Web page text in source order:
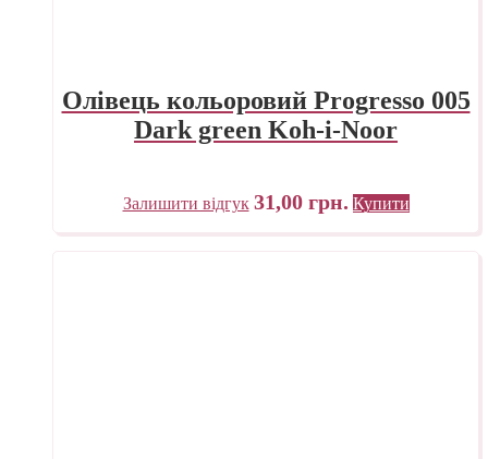
Олівець кольоровий Progresso 005
Dark green Koh-i-Noor
Залишити відгук 31,00 грн. Купити